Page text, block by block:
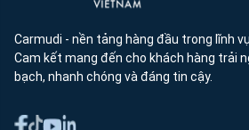
Carmudi - nền tảng hàng đầu trong lĩnh
Cam kết mang đến cho khách hàng trải
bạch, nhanh chóng và đáng tin cậy.